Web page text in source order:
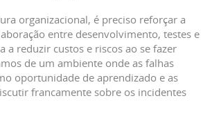
organizacional, é preciso reforçar a
entre desenvolvimento, testes e
a reduzir custos e riscos ao se fazer
de um ambiente onde as falhas
oportunidade de aprendizado e as
francamente sobre os incidentes